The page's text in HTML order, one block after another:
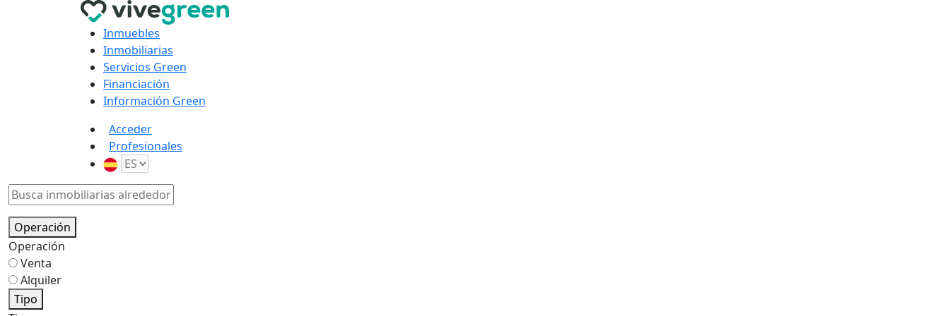
Inmuebles
Inmobiliarias
Servicios Green
Financiación
Información Green
Acceder
Profesionales
Operación
Operación
Venta
Alquiler
Tipo